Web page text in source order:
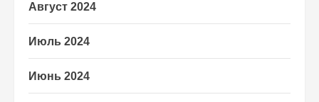
Август 2024
Июль 2024
Июнь 2024